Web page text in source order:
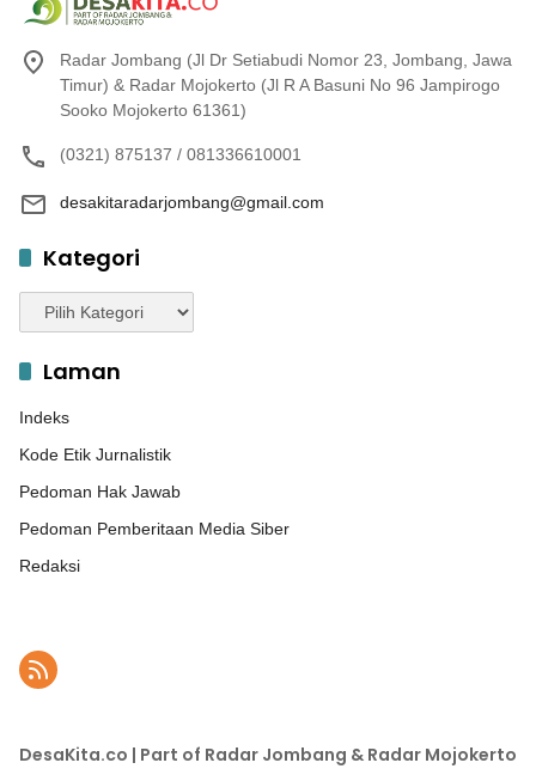
Radar Jombang (Jl Dr Setiabudi Nomor 23, Jombang, Jawa
Timur) & Radar Mojokerto (Jl R A Basuni No 96 Jampirogo
Sooko Mojokerto 61361)
(0321) 875137 / 081336610001
desakitaradarjombang@gmail.com
Kategori
Kategori
Laman
Indeks
Kode Etik Jurnalistik
Pedoman Hak Jawab
Pedoman Pemberitaan Media Siber
Redaksi
DesaKita.co | Part of Radar Jombang & Radar Mojokerto